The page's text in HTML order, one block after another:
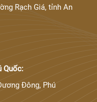
Rạch Giá, tỉnh An
Quốc:
Đông, Phú